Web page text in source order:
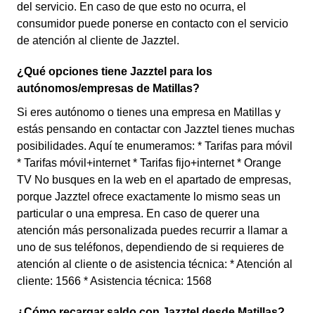
del servicio. En caso de que esto no ocurra, el
consumidor puede ponerse en contacto con el servicio
de atención al cliente de Jazztel.
¿Qué opciones tiene Jazztel para los
autónomos/empresas de Matillas?
Si eres autónomo o tienes una empresa en Matillas y
estás pensando en contactar con Jazztel tienes muchas
posibilidades. Aquí te enumeramos: * Tarifas para móvil
* Tarifas móvil+internet * Tarifas fijo+internet * Orange
TV No busques en la web en el apartado de empresas,
porque Jazztel ofrece exactamente lo mismo seas un
particular o una empresa. En caso de querer una
atención más personalizada puedes recurrir a llamar a
uno de sus teléfonos, dependiendo de si requieres de
atención al cliente o de asistencia técnica: * Atención al
cliente: 1566 * Asistencia técnica: 1568